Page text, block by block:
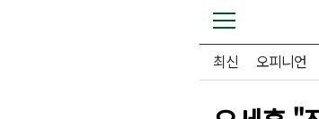
최신 오피니언